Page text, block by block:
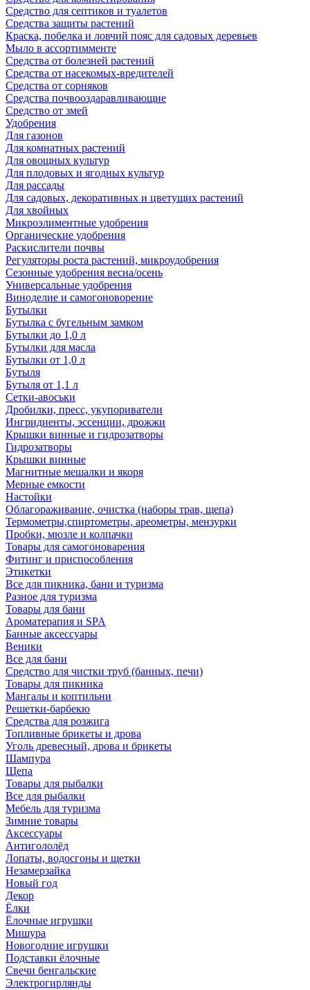
Средство для септиков и туалетов
Средства защиты растений
Краска, побелка и ловчий пояс для садовых деревьев
Мыло в ассортимменте
Средства от болезней растений
Средства от насекомых-вредителей
Средства от сорняков
Средства почвооздаравливающие
Средство от змей
Удобрения
Для газонов
Для комнатных растений
Для овощных культур
Для плодовых и ягодных культур
Для рассады
Для садовых, декоративных и цветущих растений
Для хвойных
Микроэлиментные удобрения
Органические удобрения
Раскислители почвы
Регуляторы роста растений, микроудобрения
Сезонные удобрения весна/осень
Универсальные удобрения
Виноделие и самогоноворение
Бутылки
Бутылка с бугельным замком
Бутылки до 1,0 л
Бутылки для масла
Бутылки от 1,0 л
Бутыля
Бутыля от 1,1 л
Сетки-авоськи
Дробилки, пресс, укупориватели
Ингридиенты, эссенции, дрожжи
Крышки винные и гидрозатворы
Гидрозатворы
Крышки винные
Магнитные мешалки и якоря
Мерные емкости
Настойки
Облагораживание, очистка (наборы трав, щепа)
Термометры,спиртометры, ареометры, мензурки
Пробки, мюзле и колпачки
Товары для самогоноварения
Фитинг и приспособления
Этикетки
Все для пикника, бани и туризма
Разное для туризма
Товары для бани
Ароматерапия и SPA
Банные аксессуары
Веники
Все для бани
Средство для чистки труб (банных, печи)
Товары для пикника
Мангалы и коптильни
Решетки-барбекю
Средства для розжига
Топливные брикеты и дрова
Уголь древесный, дрова и брикеты
Шампура
Щепа
Товары для рыбалки
Все для рыбалки
Мебель для туризма
Зимние товары
Аксессуары
Антигололёд
Лопаты, водосгоны и щетки
Незамерзайка
Новый год
Декор
Ёлки
Ёлочные игрушки
Мишура
Новогодние игрушки
Подставки ёлочные
Свечи бенгальские
Электрогирлянды